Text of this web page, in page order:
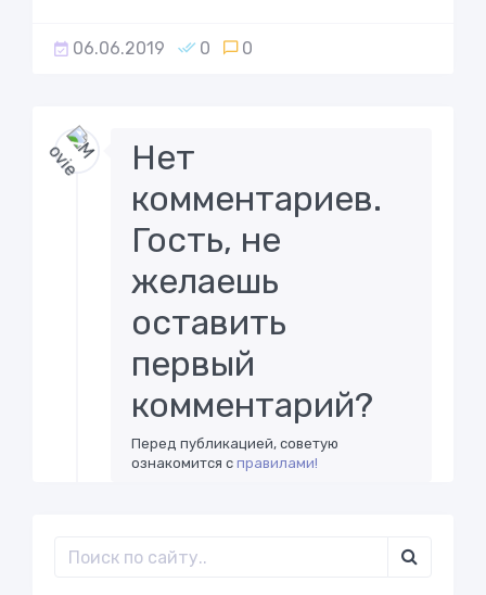
06.06.2019 0 0
Нет
комментариев.
Гость, не
желаешь
оставить
первый
комментарий?
Перед публикацией, советую
ознакомится справилами!